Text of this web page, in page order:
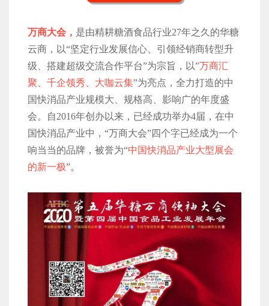
万商大会， 是由精耕糖酒食品行业27年之久的华糖
云商，以“坚定行业发展信心、引领经销商转型升
级、搭建超级交流合作平台”为宗旨，以”万商汇
聚、千企领秀、大咖云集”为亮点，全力打造的中
国快消品产业规模大、规格高、影响广的年度盛
会。自2016年创办以来，已经成功举办4届，在中
国快消品产业中，“万商大会”四个字已经成为一个
响当当的品牌，被誉为“中国快消品产业大型展会
的新一极”。